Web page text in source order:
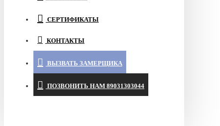
СЕРТИФИКАТЫ
КОНТАКТЫ
ВЫЗВАТЬ ЗАМЕРЩИКА
ПОЗВОНИТЬ НАМ 89031303044